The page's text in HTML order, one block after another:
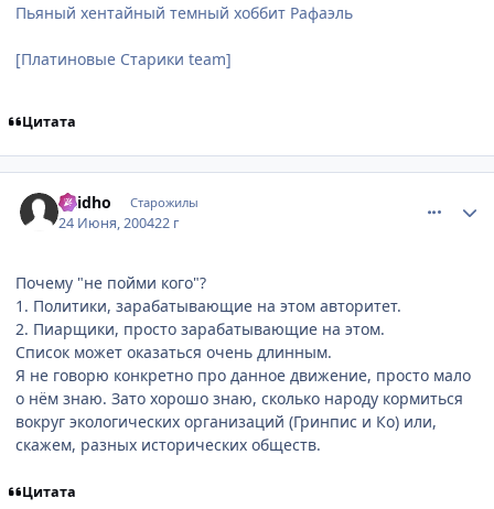
Пьяный хентайный темный хоббит Рафаэль
[Платиновые Старики team]
Цитата
Raidho Старожилы
24 Июня, 200422 г
Почему "не пойми кого"?
1. Политики, зарабатывающие на этом авторитет.
2. Пиарщики, просто зарабатывающие на этом.
Список может оказаться очень длинным.
Я не говорю конкретно про данное движение, просто мало
о нём знаю. Зато хорошо знаю, сколько народу кормиться
вокруг экологических организаций (Гринпис и Ко) или,
скажем, разных исторических обществ.
Цитата